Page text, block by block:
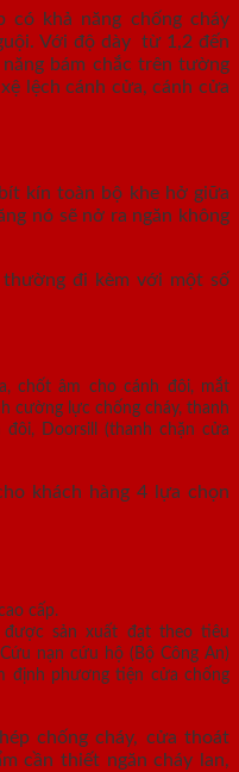
khả năng chống cháy
Với độ dày từ 1,2 đến
bám chắc trên tường
lệch cánh cửa, cánh cửa
kín toàn bộ khe hở giữa
nó sẽ nở ra ngăn không
thường đi kèm với một số
chốt âm cho cánh đôi, mắt
cường lực chống cháy, thanh
Doorsill (thanh chặn cửa
khách hàng 4 lựa chọn
cấp.
sản xuất đạt theo tiêu
nạn cứu hộ (Bộ Công An)
định phương tiện cửa chống
chống cháy, cửa thoát
cần thiết ngăn cháy lan,